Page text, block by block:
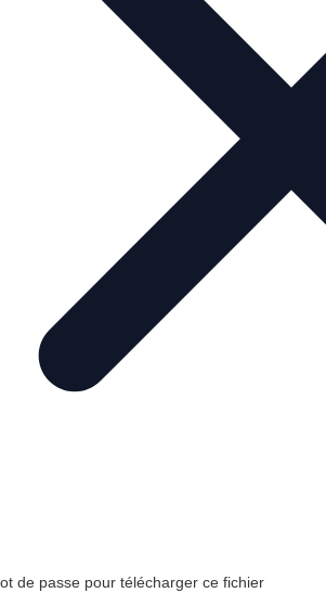
de passe pour télécharger ce fichier